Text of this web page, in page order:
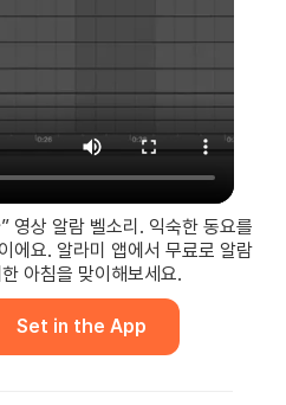
영상 알람 벨소리. 익숙한 동요를
에요. 알라미 앱에서 무료로 알람
아침을 맞이해보세요.
Set in the App